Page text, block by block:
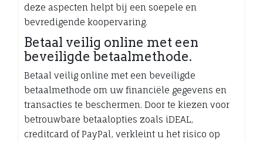
deze aspecten helpt bij een soepele en
bevredigende koopervaring.
Betaal veilig online met een
beveiligde betaalmethode.
Betaal veilig online met een beveiligde
betaalmethode om uw financiële gegevens en
transacties te beschermen. Door te kiezen voor
betrouwbare betaalopties zoals iDEAL,
creditcard of PayPal, verkleint u het risico op